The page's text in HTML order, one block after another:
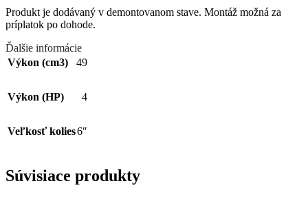
Produkt je dodávaný v demontovanom stave. Montáž možná za
príplatok po dohode.
Ďalšie informácie
Výkon (cm3)
49
Výkon (HP) 4
Veľkosť kolies6″
Súvisiace produkty